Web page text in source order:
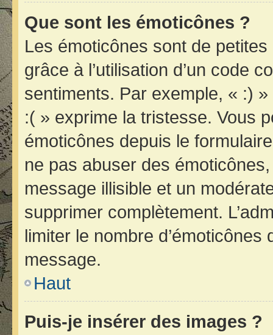
Que sont les émoticônes ?
Les émoticônes sont de
grâce à l’utilisation d’un code
sentiments. Par exemple, « :)
:( » exprime la tristesse. Vous
émoticônes depuis le
ne pas abuser des
message illisible et un
supprimer complètement.
limiter le nombre
message.
Haut
Puis-je insérer des images ?